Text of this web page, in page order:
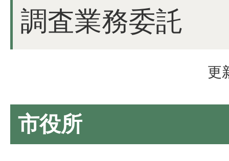
調査業務委託
更
市役所